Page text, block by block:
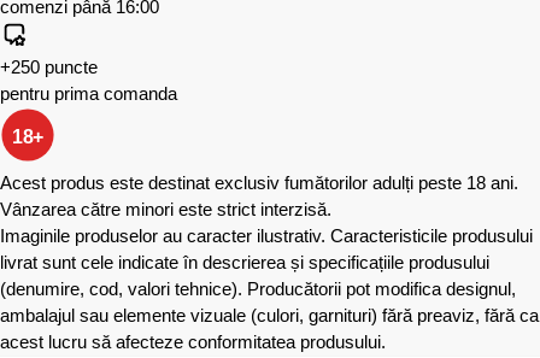
comenzi până 16:00
+250 puncte
pentru prima comanda
18+
Acest produs este destinat exclusiv fumătorilor adulți peste 18 ani.
Vânzarea către minori este strict interzisă.
Imaginile produselor au caracter ilustrativ. Caracteristicile produsului
livrat sunt cele indicate în descrierea și specificațiile produsului
(denumire, cod, valori tehnice). Producătorii pot modifica designul,
ambalajul sau elemente vizuale (culori, garnituri) fără preaviz, fără ca
acest lucru să afecteze conformitatea produsului.